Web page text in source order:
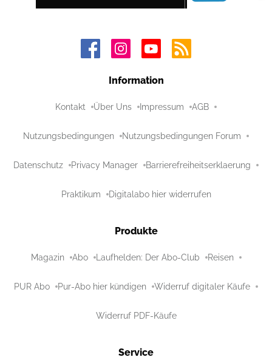
Information
Kontakt Über Uns Impressum AGB
Nutzungsbedingungen Nutzungsbedingungen Forum
Datenschutz Privacy Manager Barrierefreiheitserklaerung
Praktikum Digitalabo hier widerrufen
Produkte
Magazin Abo Laufhelden: Der Abo-Club Reisen
PUR Abo Pur-Abo hier kündigen Widerruf digitaler Käufe
Widerruf PDF-Käufe
Service